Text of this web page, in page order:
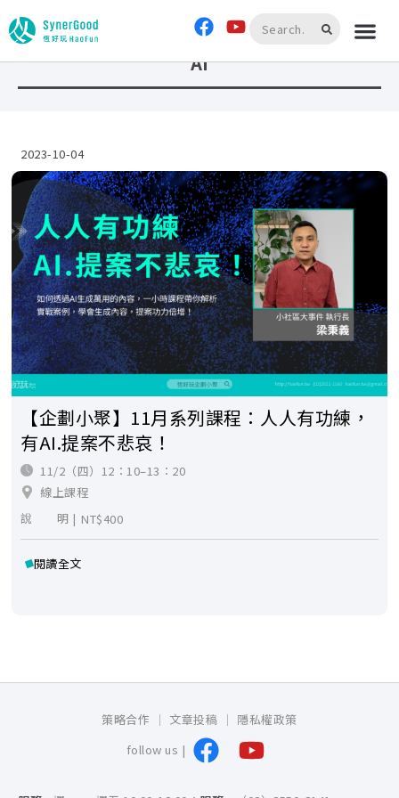
首頁»AI
AI
2023-10-04
【企劃小聚】11月系列課程：人人有功練，
有AI.提案不悲哀！
11/2（四）12：10–13：20
線上課程
說 明 | NT$400
閱讀全文
策略合作 文章投稿
隱私權政策
follow us |